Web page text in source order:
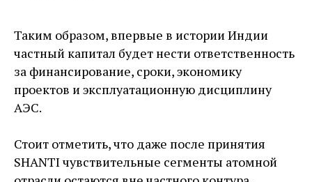
Таким образом, впервые в истории Индии
частный капитал будет нести ответственность
за финансирование, сроки, экономику
проектов и эксплуатационную дисциплину
АЭС.
Стоит отметить, что даже после принятия
SHANTI чувствительные сегменты атомной